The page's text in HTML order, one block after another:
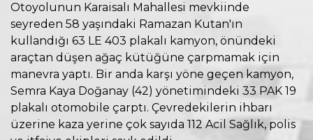
Otoyolunun Karaisalı Mahallesi mevkiinde
seyreden 58 yaşındaki Ramazan Kutan'ın
kullandığı 63 LE 403 plakalı kamyon, önündeki
araçtan düşen ağaç kütüğüne çarpmamak için
manevra yaptı. Bir anda karşı yöne geçen kamyon,
Semra Kaya Doğanay (42) yönetimindeki 33 PAK 19
plakalı otomobile çarptı. Çevredekilerin ihbarı
üzerine kaza yerine çok sayıda 112 Acil Sağlık, polis